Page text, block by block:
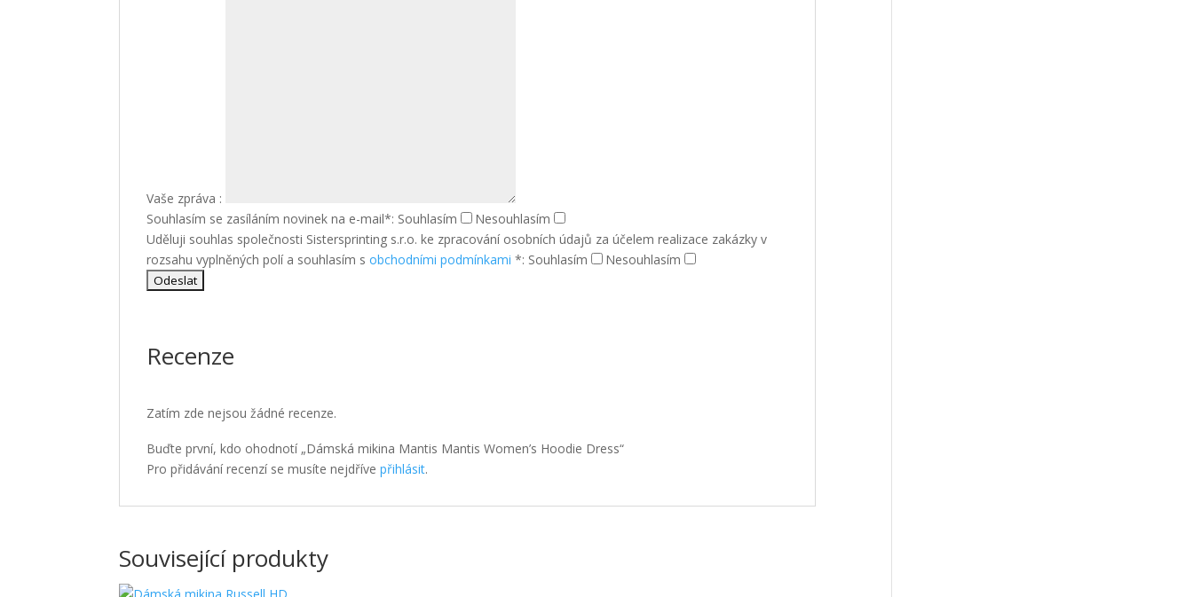
Vaše zpráva :
Souhlasím se zasíláním novinek na e-mail*: Souhlasím
Nesouhlasím
Uděluji souhlas společnosti Sistersprinting s.r.o. ke zpracování osobních údajů za účelem realizace zakázky v
rozsahu vyplněných polí a souhlasím sobchodními podmínkami *: Souhlasím Nesouhlasím
Recenze
Zatím zde nejsou žádné recenze.
Buďte první, kdo ohodnotí „Dámská mikina Mantis Mantis Women’s Hoodie Dress“
Pro přidávání recenzí se musíte nejdřívepřihlásit.
Související produkty